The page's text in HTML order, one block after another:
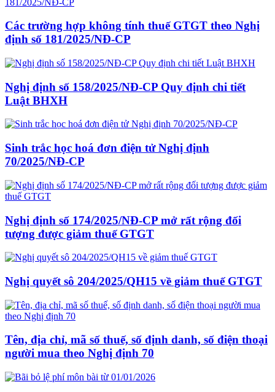
Các trường hợp không tính thuế GTGT theo Nghị
định số 181/2025/NĐ-CP
Nghị định số 158/2025/NĐ-CP Quy định chi tiết
Luật BHXH
Sinh trắc học hoá đơn điện tử Nghị định
70/2025/NĐ-CP
Nghị định số 174/2025/NĐ-CP mở rất rộng đối
tượng được giảm thuế GTGT
Nghị quyết sô 204/2025/QH15 về giảm thuế GTGT
Tên, địa chỉ, mã số thuế, số định danh, số điện thoại
người mua theo Nghị định 70